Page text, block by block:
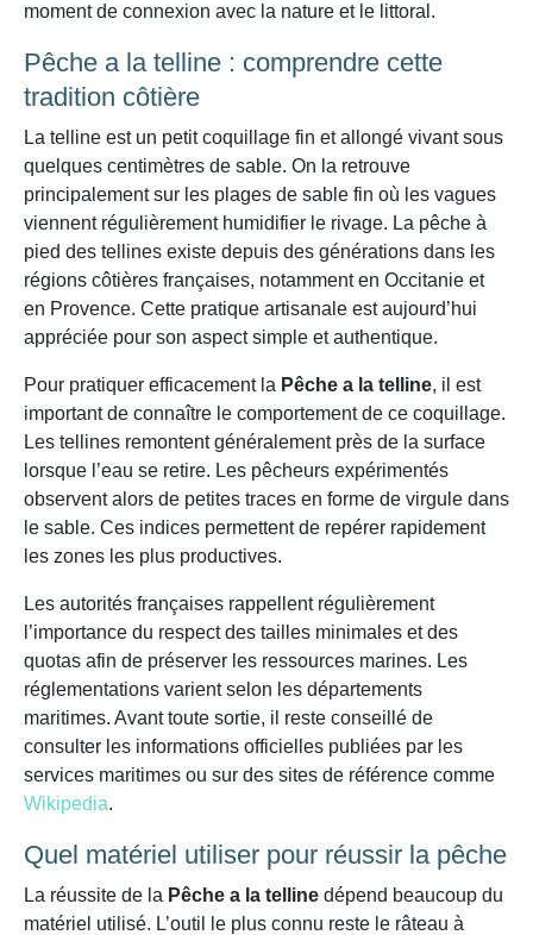
moment de connexion avec la nature et le littoral.
Pêche a la telline : comprendre cette
tradition côtière
La telline est un petit coquillage fin et allongé vivant sous
quelques centimètres de sable. On la retrouve
principalement sur les plages de sable fin où les vagues
viennent régulièrement humidifier le rivage. La pêche à
pied des tellines existe depuis des générations dans les
régions côtières françaises, notamment en Occitanie et
en Provence. Cette pratique artisanale est aujourd’hui
appréciée pour son aspect simple et authentique.
Pour pratiquer efficacement la Pêche a la telline, il est
important de connaître le comportement de ce coquillage.
Les tellines remontent généralement près de la surface
lorsque l’eau se retire. Les pêcheurs expérimentés
observent alors de petites traces en forme de virgule dans
le sable. Ces indices permettent de repérer rapidement
les zones les plus productives.
Les autorités françaises rappellent régulièrement
l’importance du respect des tailles minimales et des
quotas afin de préserver les ressources marines. Les
réglementations varient selon les départements
maritimes. Avant toute sortie, il reste conseillé de
consulter les informations officielles publiées par les
services maritimes ou sur des sites de référence comme
Wikipedia.
Quel matériel utiliser pour réussir la pêche
La réussite de la Pêche a la telline dépend beaucoup du
matériel utilisé. L’outil le plus connu reste le râteau à